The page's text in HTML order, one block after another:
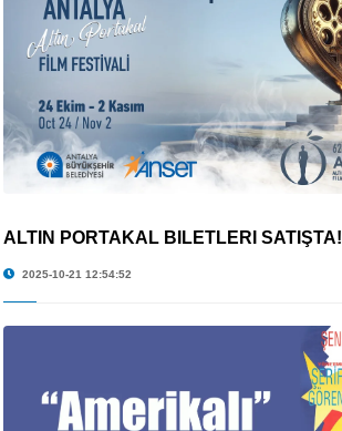
ALTIN PORTAKAL BİLETLERİ SATIŞTA!
2025-10-21 12:54:52